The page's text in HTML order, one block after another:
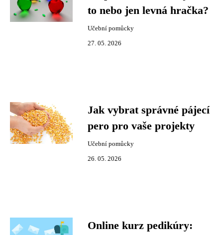
to nebo jen levná hračka?
Učební pomůcky
27. 05. 2026
Jak vybrat správné pájecí
pero pro vaše projekty
Učební pomůcky
26. 05. 2026
Online kurz pedikúry: